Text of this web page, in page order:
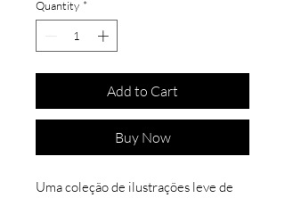
Quantity *
Add to Cart
Buy Now
Uma coleção de ilustrações leve de